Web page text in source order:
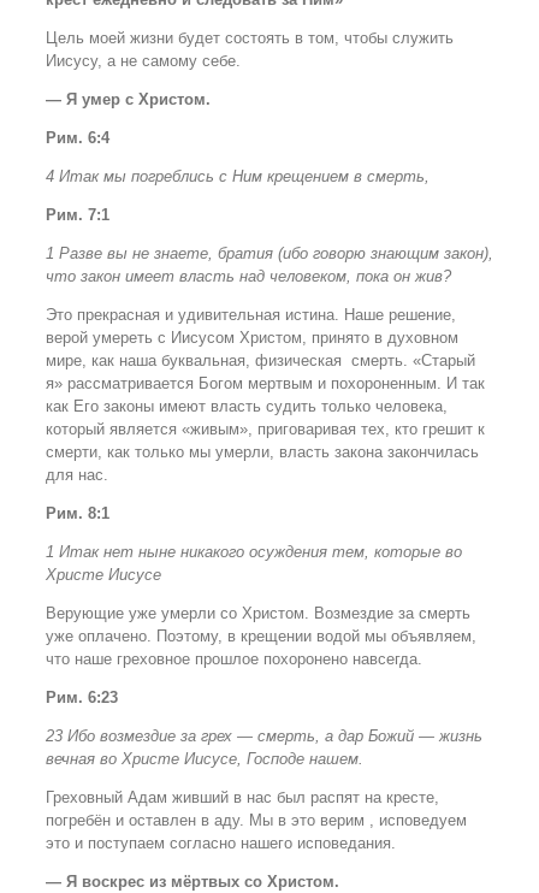
Цель моей жизни будет состоять в том, чтобы служить
Иисусу, а не самому себе.
— Я умер с Христом.
Рим. 6:4
4 Итак мы погреблись с Ним крещением в смерть,
Рим. 7:1
1 Разве вы не знаете, братия (ибо говорю знающим закон),
что закон имеет власть над человеком, пока он жив?
Это прекрасная и удивительная истина. Наше решение,
верой умереть с Иисусом Христом, принято в духовном
мире, как наша буквальная, физическая смерть. «Старый
я» рассматривается Богом мертвым и похороненным. И так
как Его законы имеют власть судить только человека,
который является «живым», приговаривая тех, кто грешит к
смерти, как только мы умерли, власть закона закончилась
для нас.
Рим. 8:1
1 Итак нет ныне никакого осуждения тем, которые во
Христе Иисусе
Верующие уже умерли со Христом. Возмездие за смерть
уже оплачено. Поэтому, в крещении водой мы объявляем,
что наше греховное прошлое похоронено навсегда.
Рим. 6:23
23 Ибо возмездие за грех — смерть, а дар Божий — жизнь
вечная во Христе Иисусе, Господе нашем.
Греховный Адам живший в нас был распят на кресте,
погребён и оставлен в аду. Мы в это верим , исповедуем
это и поступаем согласно нашего исповедания.
— Я воскрес из мёртвых со Христом.